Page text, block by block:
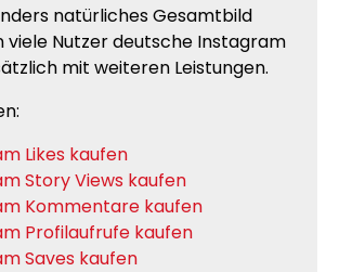
natürliches Gesamtbild
viele Nutzer deutsche Instagram
mit weiteren Leistungen.
Likes kaufen
Story Views kaufen
Kommentare kaufen
Profilaufrufe kaufen
Saves kaufen